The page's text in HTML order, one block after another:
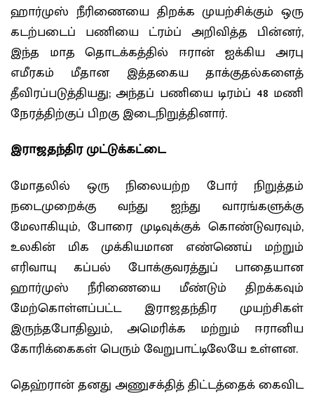
ஹார்முஸ் நீரிணையை திறக்க முயற்சிக்கும் ஒரு
கடற்படைப் பணியை ட்ரம்ப் அறிவித்த பின்னர்,
இந்த மாத தொடக்கத்தில் ஈரான் ஐக்கிய அரபு
எமீரகம் மீதான இத்தகைய தாக்குதல்களைத்
தீவிரப்படுத்தியது; அந்தப் பணியை டிரம்ப் 48 மணி
நேரத்திற்குப் பிறகு இடைநிறுத்தினார்.
இராஜதந்திர முட்டுக்கட்டை
மோதலில் ஒரு நிலையற்ற போர் நிறுத்தம்
நடைமுறைக்கு வந்து ஐந்து வாரங்களுக்கு
மேலாகியும், போரை முடிவுக்குக் கொண்டுவரவும்,
உலகின் மிக முக்கியமான எண்ணெய் மற்றும்
எரிவாயு கப்பல் போக்குவரத்துப் பாதையான
ஹார்முஸ் நீரிணையை மீண்டும் திறக்கவும்
மேற்கொள்ளப்பட்ட இராஜதந்திர முயற்சிகள்
இருந்தபோதிலும், அமெரிக்க மற்றும் ஈரானிய
கோரிக்கைகள் பெரும் வேறுபாட்டிலேயே உள்ளன.
தெஹ்ரான் தனது அணுசக்தித் திட்டத்தைக் கைவிட